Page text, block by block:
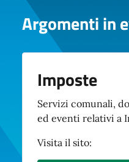
Argomenti in
Imposte
Servizi comunali,
ed eventi relativi a
Visita il sito: